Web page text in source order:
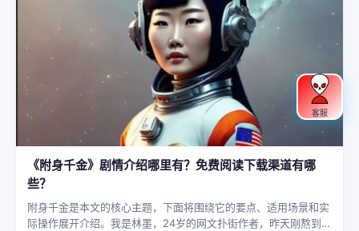
《附身千金》剧情介绍哪里有？免费阅读下载渠道有哪
些？
附身千金是本文的核心主题，下面将围绕它的要点、适用场景和实
际操作展开介绍。我是林墨，24岁的网文扑街作者，昨天刚熬到凌
客服